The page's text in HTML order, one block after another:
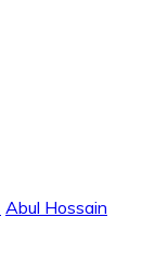
Abul Hossain